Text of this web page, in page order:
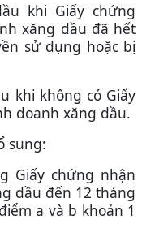
khi Giấy chứng
xăng dầu đã hết
sử dụng hoặc bị
khi không có Giấy
doanh xăng dầu.
sung:
Giấy chứng nhận
dầu đến 12 tháng
a và b khoản 1